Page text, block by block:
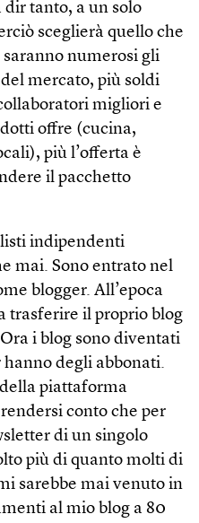
dir tanto, a un solo
sceglierà quello che
numerosi gli
mercato, più soldi
migliori e
offre (cucina,
più l’offerta è
il pacchetto
indipendenti
mai. Sono entrato nel
blogger. All’epoca
trasferire il proprio blog
i blog sono diventati
degli abbonati.
piattaforma
conto che per
di un singolo
più di quanto molti di
sarebbe mai venuto in
al mio blog a 80